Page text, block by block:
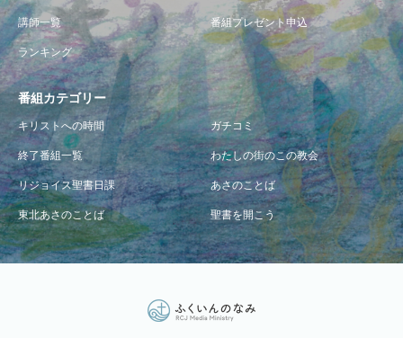
講師一覧 番組プレゼント申込
ランキング
番組カテゴリー
キリストへの時間 ガチコミ
終了番組一覧 わたしの街のこの教会
リジョイス聖書日課 あさのことば
東北あさのことば 聖書を開こう